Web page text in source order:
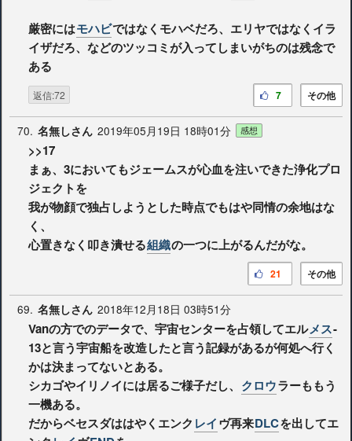
厳密にはモハビではなくモハベだろ、エリヤではなくイラ
イザだろ、などのツッコミが入ってしまいがちのは残念で
ある
返信:72 その他
7
70. 名無しさん 2019年05月19日 18時01分 感想
>>17
まぁ、3においてもジェームスが心血を注いできた浄化プロ
ジェクトを
我が物顔で独占しようとした時点でもはや同情の余地はな
く、
心置きなく叩き潰せる組織の一つに上がるんだがな。
その他
21
69. 名無しさん 2018年12月18日 03時51分
Vanの方でのデータで、宇宙センターを占領してエルメス-
13と言う宇宙船を改造したと言う記録があるが何処へ行く
かは決まってないとある。
シカゴやイリノイには居るご様子だし、 クロウラーももう
一機ある。
だからベセスダははやくエンク レイヴ再来DLCを出してエ